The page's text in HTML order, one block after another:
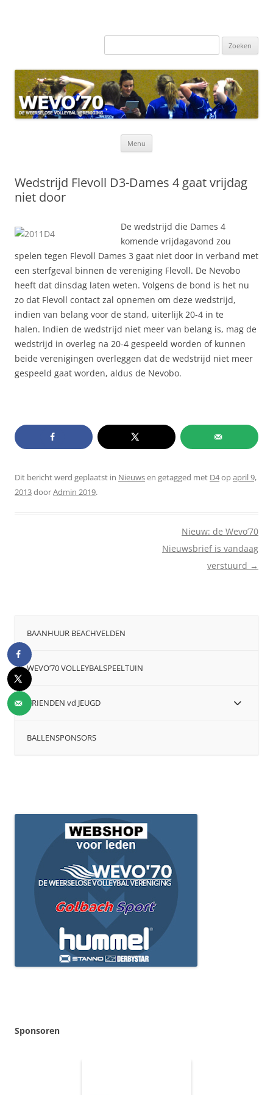
Zoeken
Menu
Wedstrijd Flevoll D3-Dames 4 gaat vrijdag
niet door
De wedstrijd die Dames 4
komende vrijdagavond zou
spelen tegen Flevoll Dames 3 gaat niet door in verband met
een sterfgeval binnen de vereniging Flevoll. De Nevobo
heeft dat dinsdag laten weten. Volgens de bond is het nu
zo dat Flevoll contact zal opnemen om deze wedstrijd,
indien van belang voor de stand, uiterlijk 20-4 in te
halen. Indien de wedstrijd niet meer van belang is, mag de
wedstrijd in overleg na 20-4 gespeeld worden of kunnen
beide verenigingen overleggen dat de wedstrijd niet meer
gespeeld gaat worden, aldus de Nevobo.
Dit bericht werd geplaatst in Nieuwsen getagged met D4opapril 9,
2013doorAdmin 2019.
Nieuw: de Wevo’70
Nieuwsbrief is vandaag
verstuurd →
BAANHUUR BEACHVELDEN
WEVO’70 VOLLEYBALSPEELTUIN
VRIENDEN vd JEUGD
BALLENSPONSORS
Sponsoren